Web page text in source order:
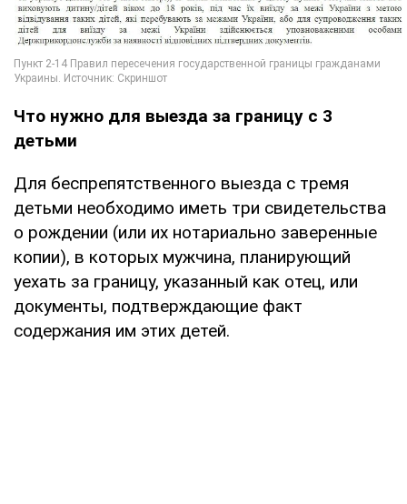
Что нужно для выезда за границу с 3
детьми
Для беспрепятственного выезда с тремя
детьми необходимо иметь три свидетельства
о рождении (или их нотариально заверенные
копии), в которых мужчина, планирующий
уехать за границу, указанный как отец, или
документы, подтверждающие факт
содержания им этих детей.